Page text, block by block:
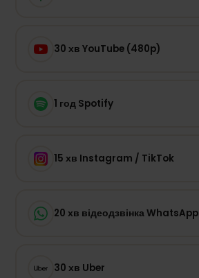
30 хв YouTube (480p)
1 год Spotify
15 хв Instagram / TikTok
20 хв відеодзвінка WhatsApp
30 хв Uber